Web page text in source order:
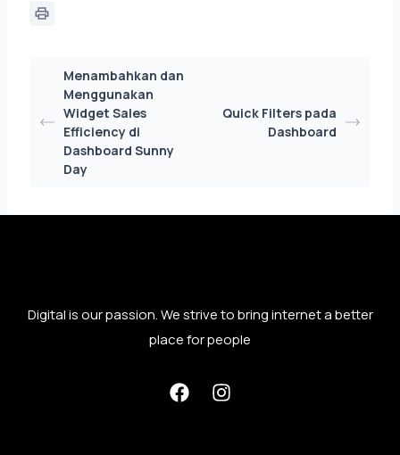
Menambahkan dan
Menggunakan
Widget Sales
Efficiency di
Dashboard Sunny
Day
Quick Filters pada
Dashboard
Digital is our passion. We strive to bring internet a better
place for people